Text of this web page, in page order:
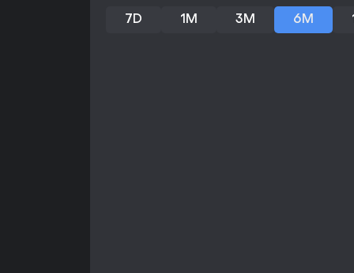
7D 1M 3M 6M